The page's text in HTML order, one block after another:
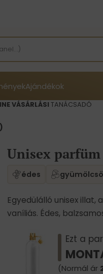
Ajándékok
VÁSÁRLÁSI TANÁCSADÓ
Unisex
édes
Egyedülálló unisex
vaníliás. Édes,
Ezt a
(Normál ár